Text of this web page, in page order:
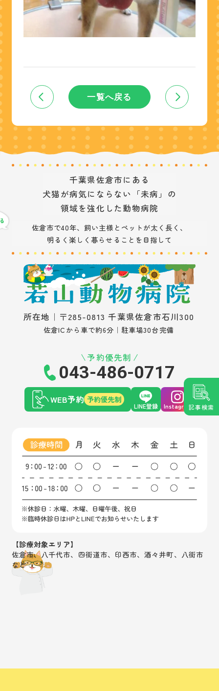
記事検索
一覧へ戻る
千葉県佐倉市にある
犬猫が病気にならない「未病」の
領域を強化した動物病院
佐倉市で40年、飼い主様とペットが太く長く、
明るく楽しく暮らせることを目指して
所在地｜〒285-0813 千葉県佐倉市石川300
佐倉ICから車で約6分｜駐車場30台完備
予約優先制
043-486-0717
WEB予約 予約優先制
LINE登録 Instagram
【診療対象エリア】
佐倉市、八千代市、四街道市、印西市、酒々井町、八街市
など